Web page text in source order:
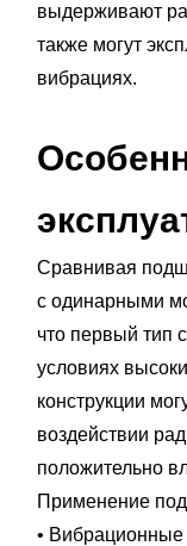
выдерживают
также могут
вибрациях.
Сравнивая
с одинарными
что первый тип
условиях
конструкции
воздействии
положительно
Применение
•